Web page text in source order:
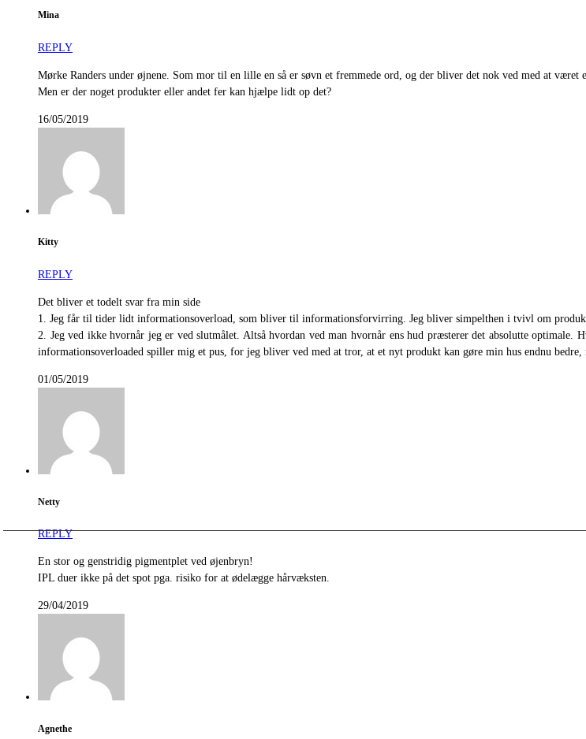
Mina
REPLY
Mørke Randers under øjnene. Som mor til en lille en så er søvn et fremmede ord, og der bliver det nok ved med at været
Men er der noget produkter eller andet fer kan hjælpe lidt op det?
16/05/2019
Kitty
REPLY
Det bliver et todelt svar fra min side
1. Jeg får til tider lidt informationsoverload, som bliver til informationsforvirring. Jeg bliver simpelthen i tvivl om
2. Jeg ved ikke hvornår jeg er ved slutmålet. Altså hvordan ved man hvornår ens hud præsterer det absolutte
informationsoverloaded spiller mig et pus, for jeg bliver ved med at tror, at et nyt produkt kan gøre min hus endnu bedre,
01/05/2019
Netty
REPLY
En stor og genstridig pigmentplet ved øjenbryn!
IPL duer ikke på det spot pga. risiko for at ødelægge hårvæksten.
29/04/2019
Agnethe